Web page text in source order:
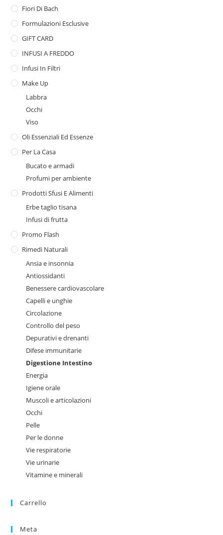
Fiori Di Bach
Formulazioni Esclusive
GIFT CARD
INFUSI A FREDDO
Infusi In Filtri
Make Up
Labbra
Occhi
Viso
Oli Essenziali Ed Essenze
Per La Casa
Bucato e armadi
Profumi per ambiente
Prodotti Sfusi E Alimenti
Erbe taglio tisana
Infusi di frutta
Promo Flash
Rimedi Naturali
Ansia e insonnia
Antiossidanti
Benessere cardiovascolare
Capelli e unghie
Circolazione
Controllo del peso
Depurativi e drenanti
Difese immunitarie
Digestione Intestino
Energia
Igiene orale
Muscoli e articolazioni
Occhi
Pelle
Per le donne
Vie respiratorie
Vie urinarie
Vitamine e minerali
Carrello
Meta